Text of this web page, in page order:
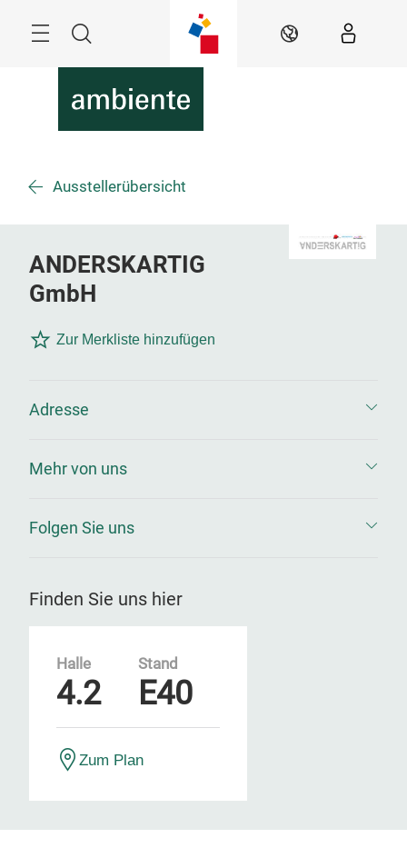
Suche DE
Ausstellerübersicht
ANDERSKARTIG
GmbH
Zur Merkliste hinzufügen
Adresse
Mehr von uns
Folgen Sie uns
Finden Sie uns hier
Halle
4.2
Stand
E40
Zum Plan